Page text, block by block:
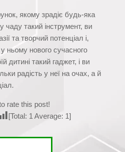
якому зрадіє будь-яка
такий інструмент, ви
та творчий потенціал і,
ньому нового сучасного
дитині такий гаджет, і ви
радість у неї на очах, а й
rate this post!
[Total: 1 Average: 1]